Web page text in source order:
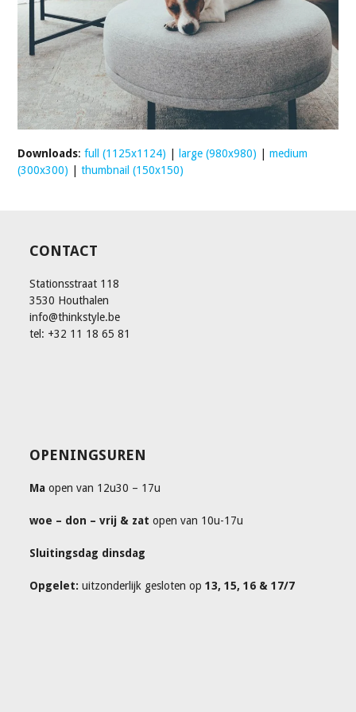
Downloads:full (1125x1124) large (980x980) |medium
(300x300) |thumbnail (150x150)
CONTACT
Stationsstraat 118
3530 Houthalen
info@thinkstyle.be
tel: +32 11 18 65 81
OPENINGSUREN
Ma open van 12u30 – 17u
woe – don – vrij & zatopen van 10u-17u
Sluitingsdag dinsdag
Opgelet: uitzonderlijk gesloten op13, 15, 16 & 17/7